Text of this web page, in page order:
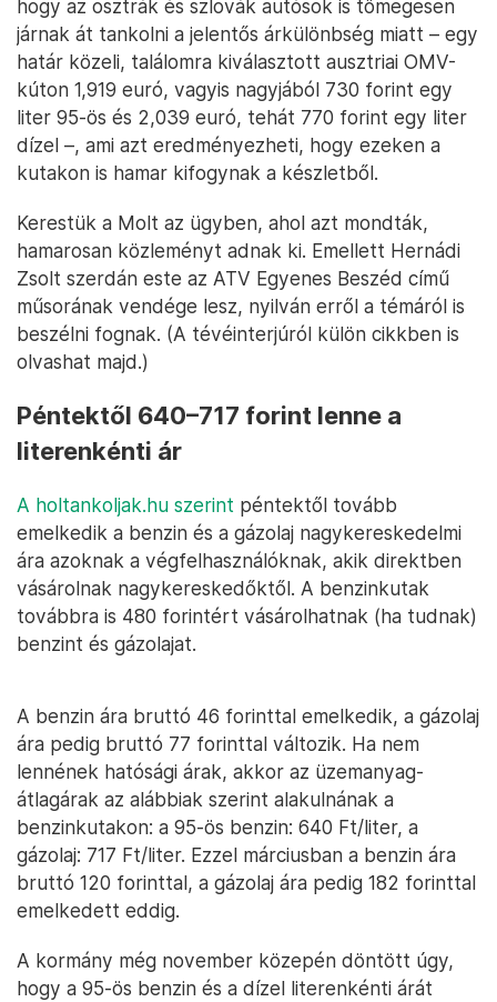
hogy az osztrák és szlovák autósok is tömegesen
járnak át tankolni a jelentős árkülönbség miatt – egy
határ közeli, találomra kiválasztott ausztriai OMV-
kúton 1,919 euró, vagyis nagyjából 730 forint egy
liter 95-ös és 2,039 euró, tehát 770 forint egy liter
dízel –, ami azt eredményezheti, hogy ezeken a
kutakon is hamar kifogynak a készletből.
Kerestük a Molt az ügyben, ahol azt mondták,
hamarosan közleményt adnak ki. Emellett Hernádi
Zsolt szerdán este az ATV Egyenes Beszéd című
műsorának vendége lesz, nyilván erről a témáról is
beszélni fognak. (A tévéinterjúról külön cikkben is
olvashat majd.)
Péntektől 640–717 forint lenne a
literenkénti ár
A holtankoljak.hu szerint péntektől tovább
emelkedik a benzin és a gázolaj nagykereskedelmi
ára azoknak a végfelhasználóknak, akik direktben
vásárolnak nagykereskedőktől. A benzinkutak
továbbra is 480 forintért vásárolhatnak (ha tudnak)
benzint és gázolajat.
A benzin ára bruttó 46 forinttal emelkedik, a gázolaj
ára pedig bruttó 77 forinttal változik. Ha nem
lennének hatósági árak, akkor az üzemanyag-
átlagárak az alábbiak szerint alakulnának a
benzinkutakon: a 95-ös benzin: 640 Ft/liter, a
gázolaj: 717 Ft/liter. Ezzel márciusban a benzin ára
bruttó 120 forinttal, a gázolaj ára pedig 182 forinttal
emelkedett eddig.
A kormány még november közepén döntött úgy,
hogy a 95-ös benzin és a dízel literenkénti árát